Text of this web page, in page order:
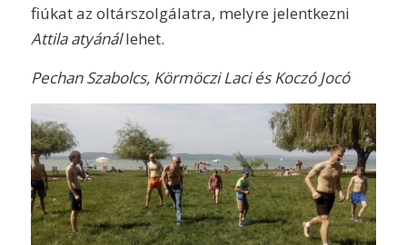
fiúkat az oltárszolgálatra, melyre jelentkezni
Attila atyánállehet.
Pechan Szabolcs, Körmöczi Laci és Koczó Jocó